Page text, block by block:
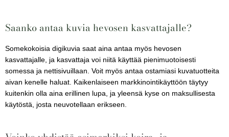
Saanko antaa kuvia hevosen kasvattajalle?
Somekokoisia digikuvia saat aina antaa myös hevosen
kasvattajalle, ja kasvattaja voi niitä käyttää pienimuotoisesti
somessa ja nettisivuillaan. Voit myös antaa ostamiasi kuvatuotteita
aivan kenelle haluat. Kaikenlaiseen markkinointikäyttöön täytyy
kuitenkin olla aina erillinen lupa, ja yleensä kyse on maksullisesta
käytöstä, josta neuvotellaan erikseen.